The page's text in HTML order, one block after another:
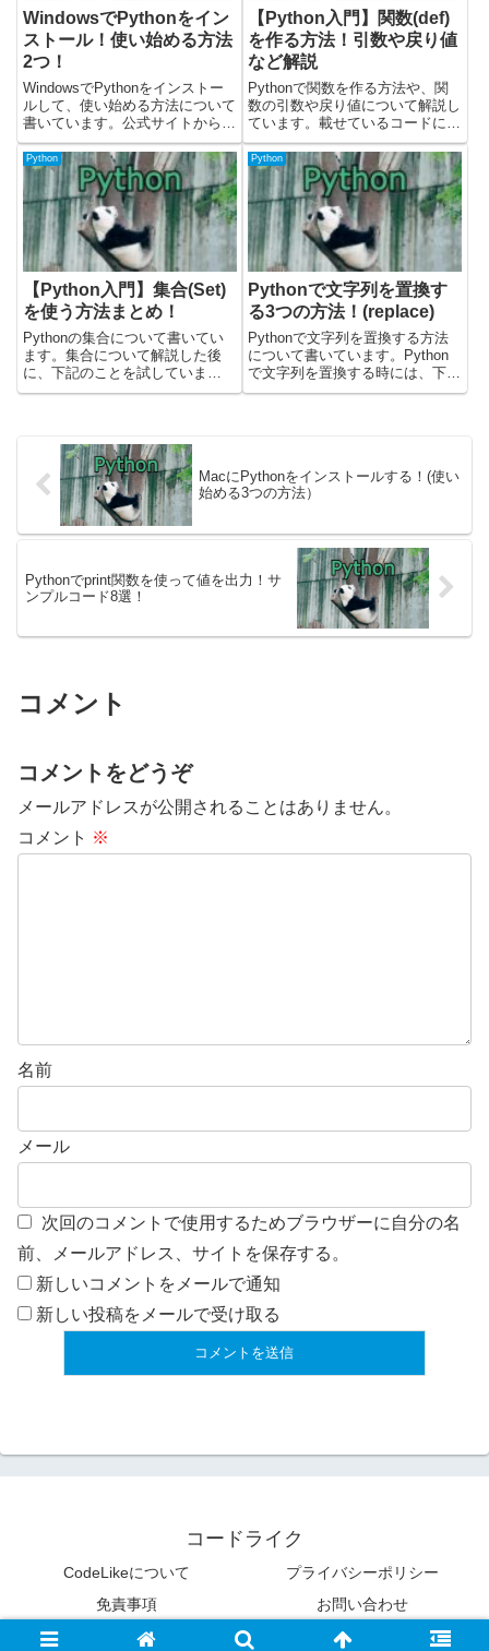
WindowsでPythonをイン
ストール！使い始める方法
2つ！
WindowsでPythonをインストー
ルして、使い始める方法について
書いています。公式サイトからイ
ンストーラーをダウンロードする
か、Visual Stadioを使って使い始
めることができます。Visual
Stadioなどの総合開発環境は...
【Python入門】関数(def)
を作る方法！引数や戻り値
など解説
Pythonで関数を作る方法や、関
数の引数や戻り値について解説し
ています。載せているコードにつ
いては、Pythonの3.9.12バージョ
ンを使って検証しました。公式ド
キュメントではこちらに解説があ
ります。Pythonの関数とは？関
数はプログ...
Python
【Python入門】集合(Set)
を使う方法まとめ！
Pythonの集合について書いてい
ます。集合について解説した後
に、下記のことを試していま
す。・集合の値を参照(forルー
除する・集合を結合する(和集
合・積集合・差集合)公式サイ...
Python
Pythonで文字列を置換す
る3つの方法！(replace)
Pythonで文字列を置換する方法
について書いています。Python
で文字列を置換する時には、下記
のメソッドを使います。・
MacにPythonをインストールする！(使い
始める3つの方法）
Pythonでprint関数を使って値を出力！サ
ンプルコード8選！
コメント
コメントをどうぞ
メールアドレスが公開されることはありません。
コメント ※
名前
メール
次回のコメントで使用するためブラウザーに自分の名
前、メールアドレス、サイトを保存する。
新しいコメントをメールで通知
新しい投稿をメールで受け取る
コードライク
CodeLikeについて
プライバシーポリシー
免責事項
お問い合わせ
© 2009 コードライク.